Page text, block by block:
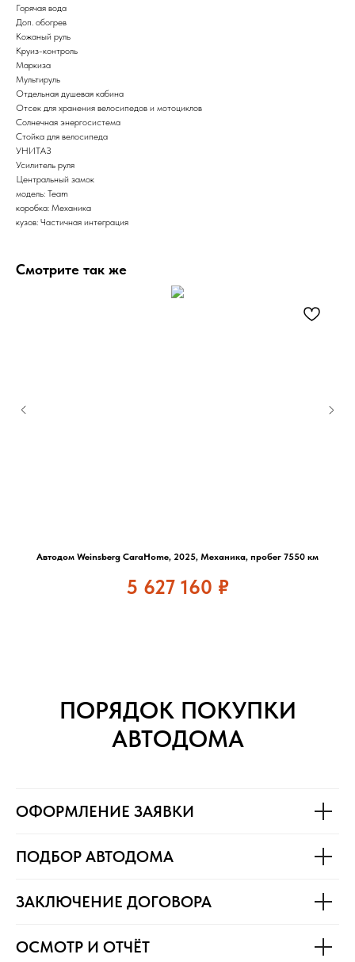
Горячая вода
Доп. обогрев
Кожаный руль
Круиз-контроль
Маркиза
Мультируль
Отдельная душевая кабина
Отсек для хранения велосипедов и мотоциклов
Солнечная энергосистема
Стойка для велосипеда
УНИТАЗ
Усилитель руля
Центральный замок
модель: Team
коробка: Механика
кузов: Частичная интеграция
Смотрите так же
Автодом Weinsberg CaraHome, 2025, Механика, пробег 7550 км
5 627 160 ₽
ПОРЯДОК ПОКУПКИ
АВТОДОМА
ОФОРМЛЕНИЕ ЗАЯВКИ
ПОДБОР АВТОДОМА
ЗАКЛЮЧЕНИЕ ДОГОВОРА
ОСМОТР И ОТЧЁТ